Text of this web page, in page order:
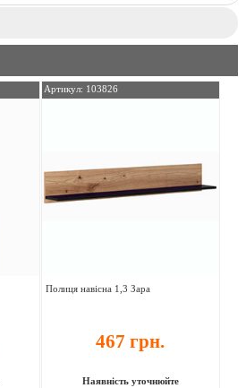
Артикул: 103826
Полиця навісна 1,3 Зара
467 грн.
Наявність уточнюйте